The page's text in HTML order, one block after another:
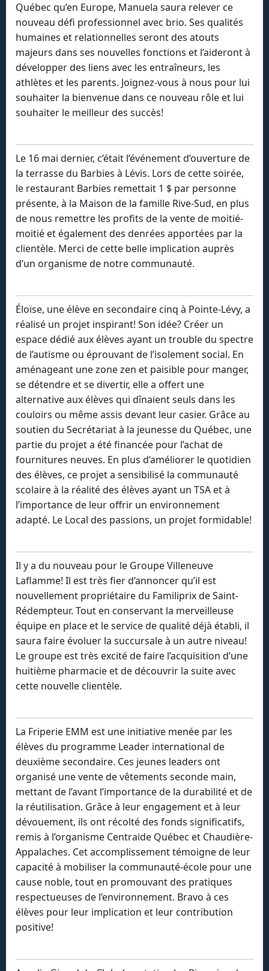
Québec qu’en Europe, Manuela saura relever ce
nouveau défi professionnel avec brio. Ses qualités
humaines et relationnelles seront des atouts
majeurs dans ses nouvelles fonctions et l’aideront à
développer des liens avec les entraîneurs, les
athlètes et les parents. Joignez-vous à nous pour lui
souhaiter la bienvenue dans ce nouveau rôle et lui
souhaiter le meilleur des succès!
Le 16 mai dernier, c’était l’événement d’ouverture de
la terrasse du Barbies à Lévis. Lors de cette soirée,
le restaurant Barbies remettait 1 $ par personne
présente, à la Maison de la famille Rive-Sud, en plus
de nous remettre les profits de la vente de moitié-
moitié et également des denrées apportées par la
clientèle. Merci de cette belle implication auprès
d’un organisme de notre communauté.
Éloïse, une élève en secondaire cinq à Pointe-Lévy, a
réalisé un projet inspirant! Son idée? Créer un
espace dédié aux élèves ayant un trouble du spectre
de l’autisme ou éprouvant de l’isolement social. En
aménageant une zone zen et paisible pour manger,
se détendre et se divertir, elle a offert une
alternative aux élèves qui dînaient seuls dans les
couloirs ou même assis devant leur casier. Grâce au
soutien du Secrétariat à la jeunesse du Québec, une
partie du projet a été financée pour l’achat de
fournitures neuves. En plus d’améliorer le quotidien
des élèves, ce projet a sensibilisé la communauté
scolaire à la réalité des élèves ayant un TSA et à
l’importance de leur offrir un environnement
adapté. Le Local des passions, un projet formidable!
Il y a du nouveau pour le Groupe Villeneuve
Laflamme! Il est très fier d’annoncer qu’il est
nouvellement propriétaire du Familiprix de Saint-
Rédempteur. Tout en conservant la merveilleuse
équipe en place et le service de qualité déjà établi, il
saura faire évoluer la succursale à un autre niveau!
Le groupe est très excité de faire l’acquisition d’une
huitième pharmacie et de découvrir la suite avec
cette nouvelle clientèle.
La Friperie EMM est une initiative menée par les
élèves du programme Leader international de
deuxième secondaire. Ces jeunes leaders ont
organisé une vente de vêtements seconde main,
mettant de l’avant l’importance de la durabilité et de
la réutilisation. Grâce à leur engagement et à leur
dévouement, ils ont récolté des fonds significatifs,
remis à l’organisme Centraide Québec et Chaudière-
Appalaches. Cet accomplissement témoigne de leur
capacité à mobiliser la communauté-école pour une
cause noble, tout en promouvant des pratiques
respectueuses de l’environnement. Bravo à ces
élèves pour leur implication et leur contribution
positive!